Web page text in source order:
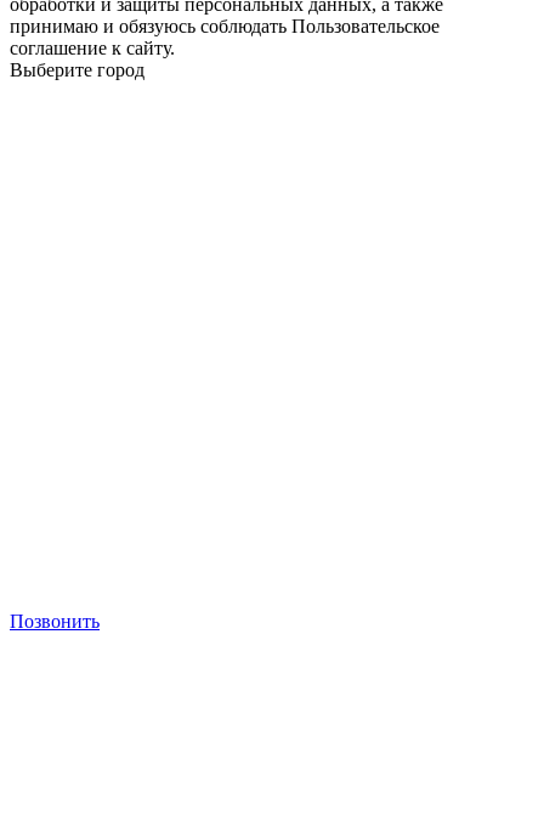
принимаю и обязуюсь соблюдать Пользовательское
соглашение к сайту.
Выберите город
Позвонить